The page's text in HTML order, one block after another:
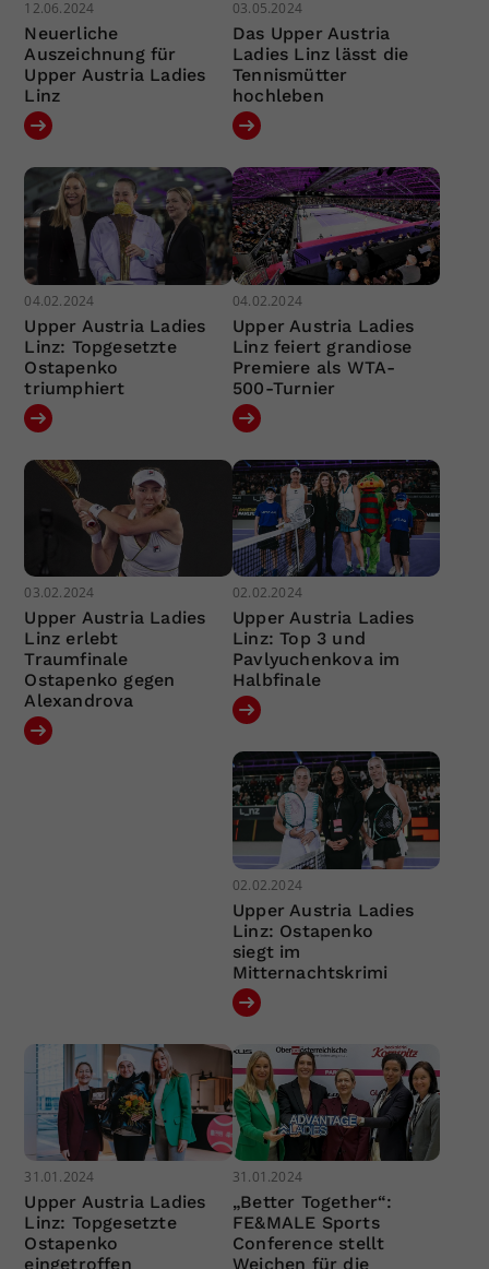
12.06.2024
Neuerliche
Auszeichnung für
Upper Austria Ladies
Linz
03.05.2024
Das Upper Austria
Ladies Linz lässt die
Tennismütter
hochleben
04.02.2024
Upper Austria Ladies
Linz: Topgesetzte
Ostapenko
triumphiert
04.02.2024
Upper Austria Ladies
Linz feiert grandiose
Premiere als WTA-
500-Turnier
03.02.2024
Upper Austria Ladies
Linz erlebt
Traumfinale
Ostapenko gegen
Alexandrova
02.02.2024
Upper Austria Ladies
Linz: Top 3 und
Pavlyuchenkova im
Halbfinale
02.02.2024
Upper Austria Ladies
Linz: Ostapenko
siegt im
Mitternachtskrimi
31.01.2024
Upper Austria Ladies
Linz: Topgesetzte
Ostapenko
eingetroffen
31.01.2024
„Better Together“:
FE&MALE Sports
Conference stellt
Weichen für die